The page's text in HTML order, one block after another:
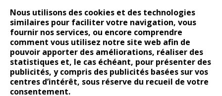
Nous utilisons des cookies et des technologies
similaires pour faciliter votre navigation, vous
fournir nos services, ou encore comprendre
comment vous utilisez notre site web afin de
pouvoir apporter des améliorations, réaliser des
statistiques et, le cas échéant, pour présenter des
publicités, y compris des publicités basées sur vos
centres d’intérêt, sous réserve du recueil de votre
consentement.
14 juillet : nouveau film de marque pour Citroën
Renault Espace : voyage, voyage…
Peugeot E-208 GTi : naissance d’une légende
COMMENTAIRES RÉCENTS
Bernard DardartdansDacia Sandero : pour les gens vrais